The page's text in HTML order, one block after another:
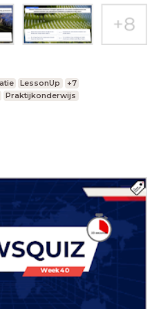
LessonUp
+7
Praktijkonderwijs